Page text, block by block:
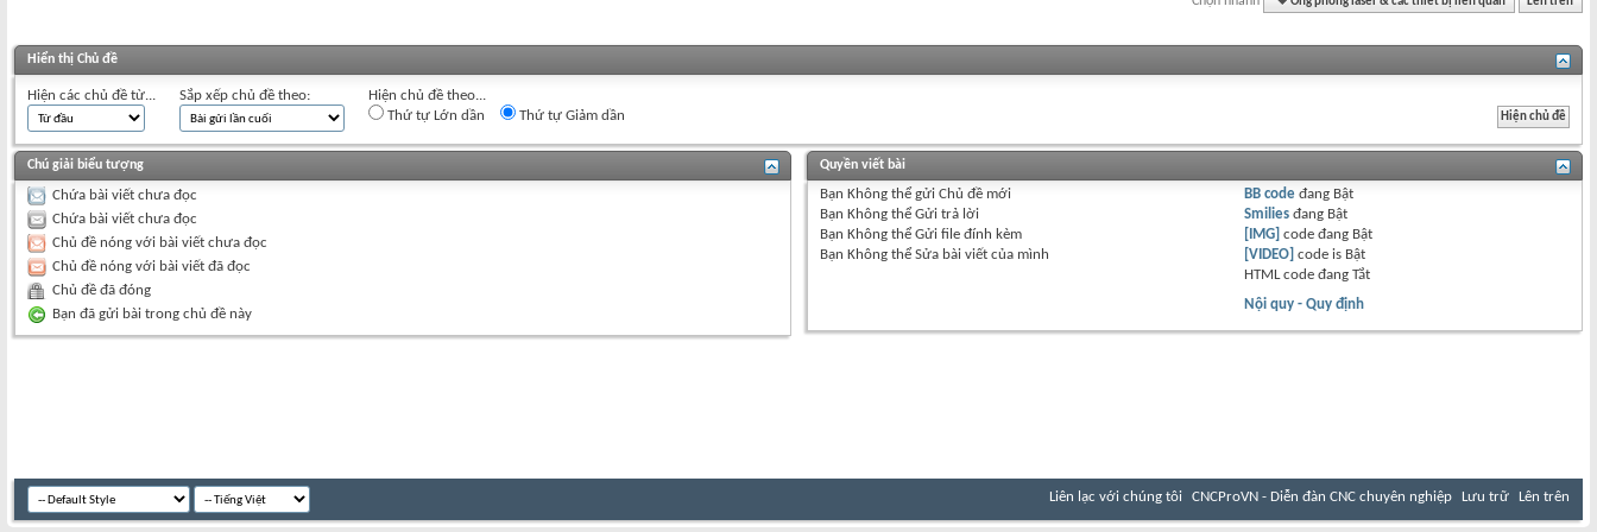
Hiển thị Chủ đề
Hiện các chủ đề từ... Sắp xếp chủ đề theo:
Hiện chủ đề theo...
Thứ tự Lớn dần
Thứ tự Giảm dần
Chú giải biểu tượng
Chứa bài viết chưa đọc
Chứa bài viết chưa đọc
Chủ đề nóng với bài viết chưa đọc
Chủ đề nóng với bài viết đã đọc
Chủ đề đã đóng
Bạn đã gửi bài trong chủ đề này
Quyền viết bài
Bạn Không thểgửi Chủ đề mới
Bạn Không thểGửi trả lời
Bạn Không thểGửi file đính kèm
Bạn Không thểSửa bài viết của mình
BB code đang Bật
Smilies đang Bật
[IMG] code đang Bật
[VIDEO] code is Bật
HTML code đangTắt
Nội quy - Quy định
Liên lạc với chúng tôi CNCProVN - Diễn đàn CNC chuyên nghiệp Lưu trữ Lên trên